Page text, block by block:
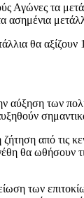
Αγώνες τα
θα
αύξηση των
από τις
θα
των